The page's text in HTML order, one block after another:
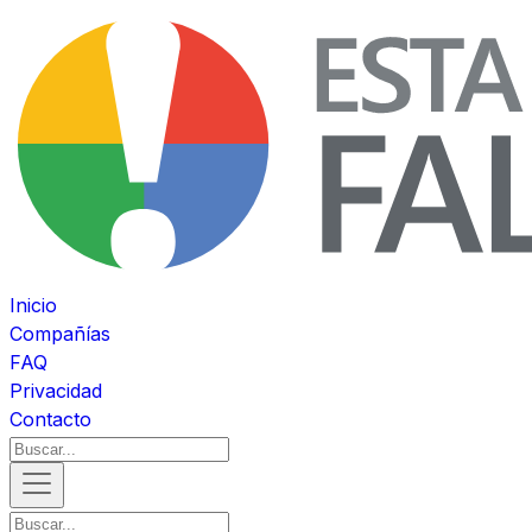
Inicio
Compañías
FAQ
Privacidad
Contacto